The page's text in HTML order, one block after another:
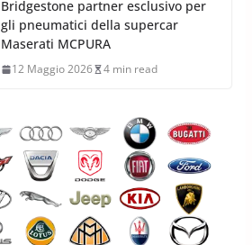
Bridgestone partner esclusivo per
gli pneumatici della supercar
Maserati MCPURA
12 Maggio 2026 4 min read